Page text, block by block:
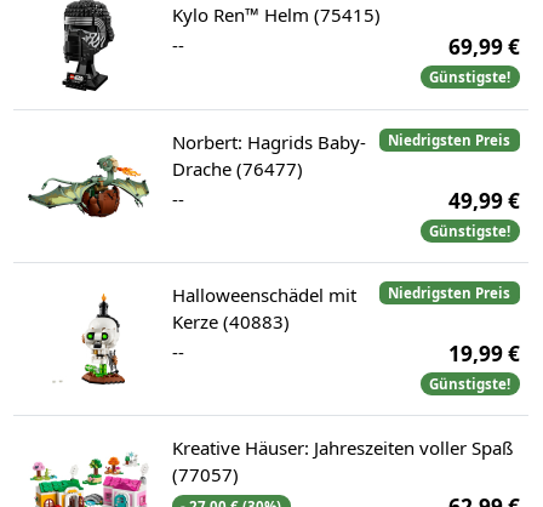
Kylo Ren™ Helm (75415)
--
69,99 €
Günstigste!
Niedrigsten Preis
Norbert: Hagrids Baby-
Drache (76477)
--
49,99 €
Günstigste!
Niedrigsten Preis
Halloweenschädel mit
Kerze (40883)
--
19,99 €
Günstigste!
Kreative Häuser: Jahreszeiten voller Spaß
(77057)